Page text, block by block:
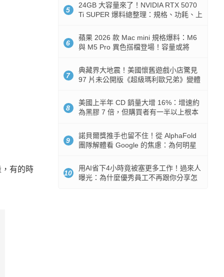
有的時
5
24GB 大容量來了！NVIDIA RTX 5070
Ti SUPER 爆料總整理：規格、功耗、上
6
蘋果 2026 款 Mac mini 規格爆料：M6
與 M5 Pro 異色搭檔登場！容量或將
7
典藏界大地震！美國懷舊遊戲小店驚見
97 片未公開版《超級瑪利歐兄弟》變體
8
美國上半年 CD 銷量大增 16%：增速約
為黑膠 7 倍，但購買者有一半以上根本
9
諾貝爾獎推手也留不住！從 AlphaFold
團隊解體看 Google 的焦慮：為何明星
10
用AI省下4小時竟被塞更多工作！過來人
曝光：為什麼優秀員工不再跟你分享怎